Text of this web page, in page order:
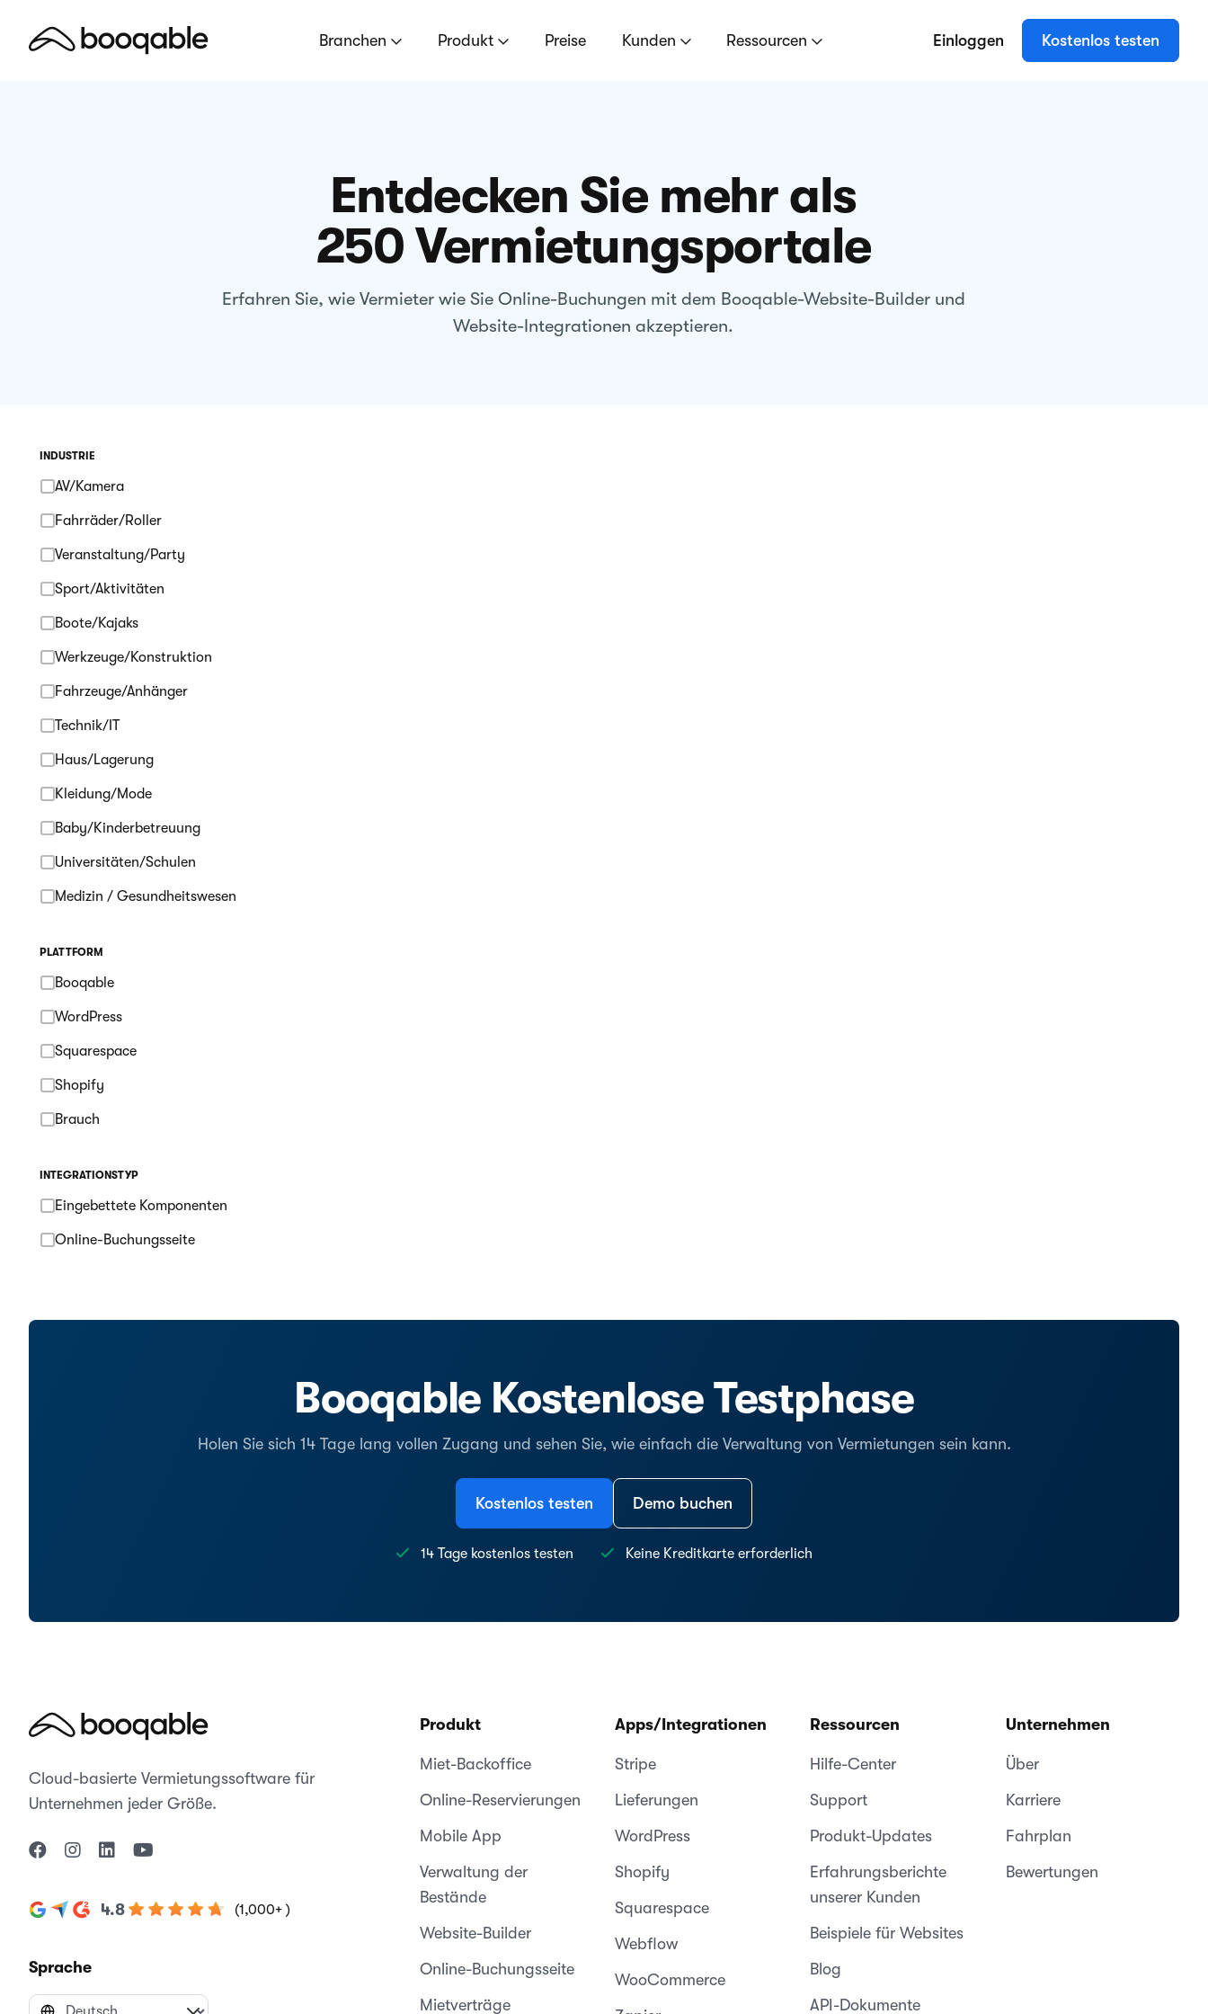
Branchen Produkt Preise Kunden Ressourcen Einloggen Kostenlos testen
Entdecken Sie mehr als
250 Vermietungsportale
Erfahren Sie, wie Vermieter wie Sie Online-Buchungen mit dem Booqable-Website-Builder und
Website-Integrationen akzeptieren.
INDUSTRIE
AV/Kamera
Fahrräder/Roller
Veranstaltung/Party
Sport/Aktivitäten
Boote/Kajaks
Werkzeuge/Konstruktion
Fahrzeuge/Anhänger
Technik/IT
Haus/Lagerung
Kleidung/Mode
Baby/Kinderbetreuung
Universitäten/Schulen
Medizin / Gesundheitswesen
PLATTFORM
Booqable
WordPress
Squarespace
Shopify
Brauch
INTEGRATIONSTYP
Eingebettete Komponenten
Online-Buchungsseite
Booqable Kostenlose Testphase
Holen Sie sich 14 Tage lang vollen Zugang und sehen Sie, wie einfach die Verwaltung von Vermietungen sein kann.
Kostenlos testen Demo buchen
14 Tage kostenlos testen Keine Kreditkarte erforderlich
Cloud-basierte Vermietungssoftware für
Unternehmen jeder Größe.
4.8 (1,000+ )
Sprache
Produkt
Miet-Backoffice
Online-Reservierungen
Mobile App
Verwaltung der
Bestände
Website-Builder
Online-Buchungsseite
Mietverträge
Apps/Integrationen
Stripe
Lieferungen
WordPress
Shopify
Squarespace
Webflow
WooCommerce
Ressourcen
Hilfe-Center
Support
Produkt-Updates
Erfahrungsberichte
unserer Kunden
Beispiele für Websites
Blog
API-Dokumente
Unternehmen
Über
Karriere
Fahrplan
Bewertungen